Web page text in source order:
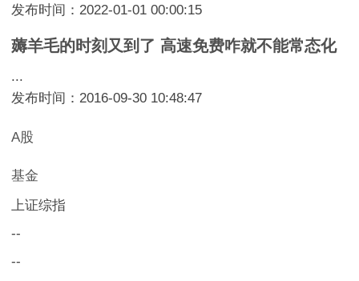
发布时间：2022-01-01 00:00:15
薅羊毛的时刻又到了 高速免费咋就不能常态化
...
发布时间：2016-09-30 10:48:47
A股
基金
上证综指
--
--